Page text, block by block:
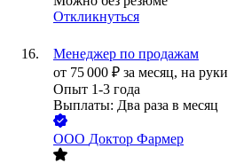
Откликнуться
Менеджер по продажам
от 75 000 ₽ за месяц, на руки
Опыт 1-3 года
Выплаты: Два раза в месяц
ООО Доктор Фармер